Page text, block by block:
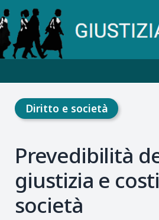
Diritto e società
Prevedibilità
giustizia e
società